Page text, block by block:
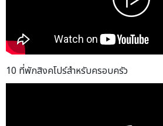
10 ที่พักสิงคโปร์สำหรับครอบครัว